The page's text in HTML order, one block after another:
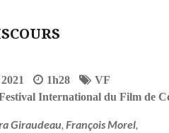
2021 1h28
VF
International du Film de
Giraudeau, François Morel,